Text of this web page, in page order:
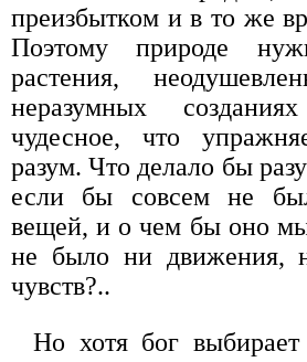
преизбытком и в то же
Поэтому природе
растения,
неразумных
чудесное, что
разум. Что делало бы
если бы совсем не
вещей, и о чем бы оно
не было ни движения,
чувств?..
Но хотя бог